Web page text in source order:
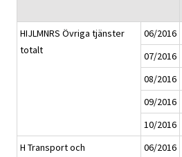
HIJLMNRS Övriga tjänster
totalt
06/2016
07/2016
08/2016
09/2016
10/2016
H Transport och
06/2016